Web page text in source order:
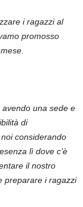
i ragazzi al
promosso
una sede e
di
considerando
lì dove c’è
il nostro
preparare i ragazzi